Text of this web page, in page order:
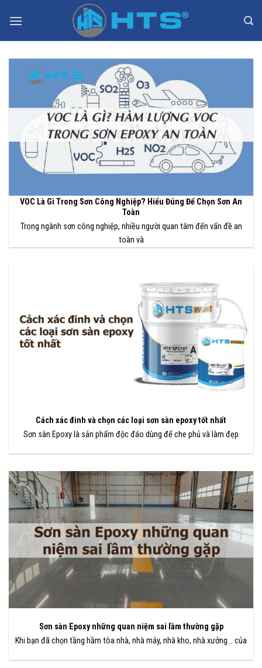
qua
VOC Là Gì Trong Sơn Công Nghiệp? Hiểu Đúng Để Chọn Sơn An
Toàn
Trong ngành sơn công nghiệp, nhiều người quan tâm đến vấn đề an
toàn và
Cách xác đinh và chọn các loại sơn sàn epoxy tốt nhất
Sơn sàn Epoxy là sản phẩm độc đáo dùng để che phủ và làm đẹp
Sơn sàn Epoxy những quan niệm sai lầm thường gặp
Khi bạn đã chọn tầng hầm tòa nhà, nhà máy, nhà kho, nhà xưởng… của